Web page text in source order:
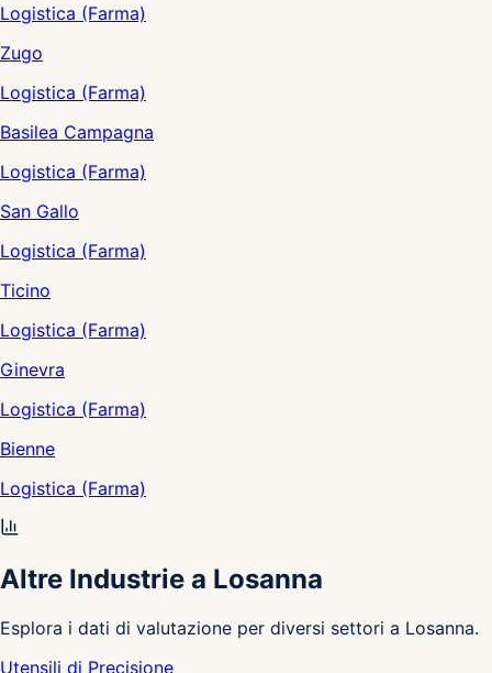
Logistica (Farma)
Zugo
Logistica (Farma)
Basilea Campagna
Logistica (Farma)
San Gallo
Logistica (Farma)
Ticino
Logistica (Farma)
Ginevra
Logistica (Farma)
Bienne
Logistica (Farma)
Altre Industrie a Losanna
Esplora i dati di valutazione per diversi settori a Losanna.
Utensili di Precisione